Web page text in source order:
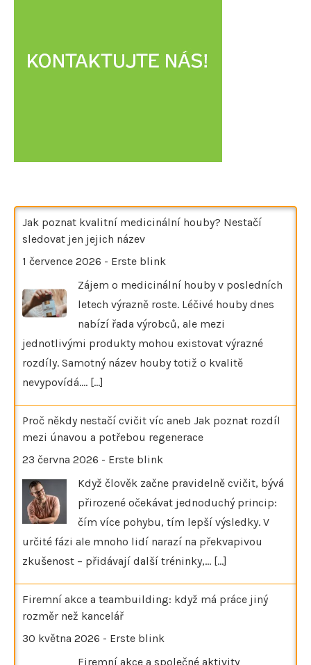
Jak poznat kvalitní medicinální houby? Nestačí
sledovat jen jejich název
1 července 2026 - Erste blink
Zájem o medicinální houby v posledních
letech výrazně roste. Léčivé houby dnes
nabízí řada výrobců, ale mezi
jednotlivými produkty mohou existovat výrazné
rozdíly. Samotný název houby totiž o kvalitě
nevypovídá.… [...]
Proč někdy nestačí cvičit víc aneb Jak poznat rozdíl
mezi únavou a potřebou regenerace
23 června 2026 - Erste blink
Když člověk začne pravidelně cvičit, bývá
přirozené očekávat jednoduchý princip:
čím více pohybu, tím lepší výsledky. V
určité fázi ale mnoho lidí narazí na překvapivou
zkušenost – přidávají další tréninky,… [...]
Firemní akce a teambuilding: když má práce jiný
rozměr než kancelář
30 května 2026 - Erste blink
Firemní akce a společné aktivity